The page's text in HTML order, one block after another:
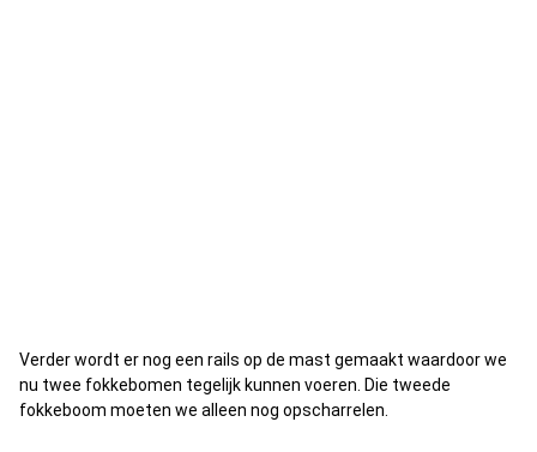
Verder wordt er nog een rails op de mast gemaakt waardoor we
nu twee fokkebomen tegelijk kunnen voeren. Die tweede
fokkeboom moeten we alleen nog opscharrelen.